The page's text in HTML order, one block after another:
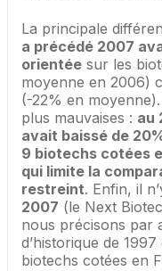
La principale
a précédé 2007
orientée sur les
moyenne en 2006)
(-22% en
plus mauvaises : au
avait baissé de
9 biotechs cotées
qui limite la
restreint. Enfin, il
2007 (le Next
nous précisons par
d’historique de
biotechs cotées en